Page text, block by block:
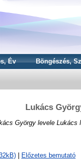
Év Böngészés,
Lukács
György levele Lukács
Előzetes bemutató